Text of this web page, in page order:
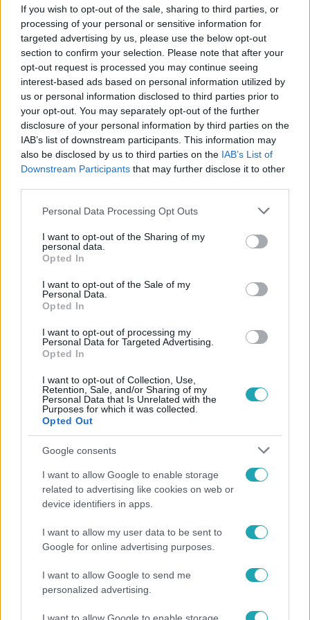
If you wish to opt-out of the sale, sharing to third parties, or
processing of your personal or sensitive information for
targeted advertising by us, please use the below opt-out
section to confirm your selection. Please note that after your
opt-out request is processed you may continue seeing
interest-based ads based on personal information utilized by
us or personal information disclosed to third parties prior to
your opt-out. You may separately opt-out of the further
disclosure of your personal information by third parties on the
IAB’s list of downstream participants. This information may
also be disclosed by us to third parties on the IAB’s List of
Downstream Participants that may further disclose it to other
Please note that this website/app uses one or more Google
not limited to your visit or usage behaviour. You may click to
grant or deny consent to Google and its third-party tags to
use your data for below specified purposes in below Google
consent section.
Personal Data Processing Opt Outs
I want to opt-out of the Sharing of my
personal data.
Opted In
I want to opt-out of the Sale of my
Personal Data.
Opted In
I want to opt-out of processing my
Personal Data for Targeted Advertising.
Opted In
I want to opt-out of Collection, Use,
Retention, Sale, and/or Sharing of my
Personal Data that Is Unrelated with the
Purposes for which it was collected.
Opted Out
Google consents
I want to allow Google to enable storage
related to advertising like cookies on web or
device identifiers in apps.
I want to allow my user data to be sent to
Google for online advertising purposes.
I want to allow Google to send me
personalized advertising.
Kövess minket, és értesülj a friss
hírekről a Facebookon is!
Követem
FÓKUSZ #
JAKUPCSEK GABRIELLA #REGGELI
SZUJÓ ZOLTÁN
RTL LIGET
MEGÚJULÁS #DÍSZLET #KULISSZATITKOK
CSONKA ANDRÁS # FLUOR TOMI #JANICSÁK VECA
Népszerű